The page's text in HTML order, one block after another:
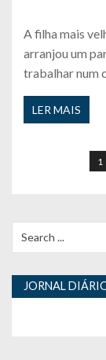
A filha mais
arranjou um
trabalhar num
LER MAIS
n
a
ç
ã
1
for:
JORNAL